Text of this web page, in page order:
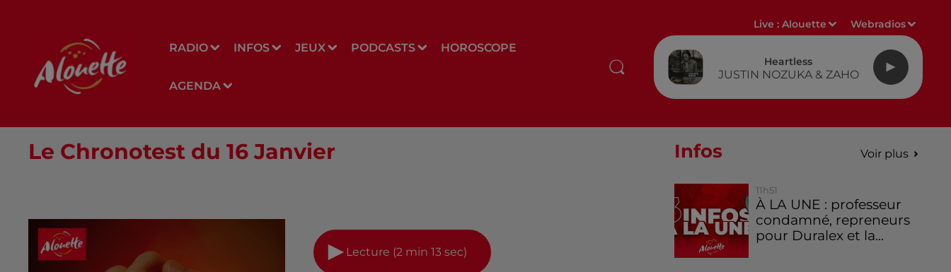
RADIO INFOS JEUX PODCASTS HOROSCOPE
AGENDA
Live :Alouette Webradios
Heartless
JUSTIN NOZUKA & ZAHO
Le Chronotest du 16 Janvier
Lecture (2 min 13 sec)
Infos Voir plus
11h51
À LA UNE : professeur
condamné, repreneurs
pour Duralex et la...